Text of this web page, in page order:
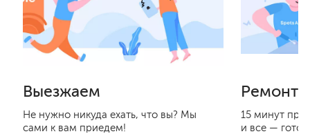
Выезжаем
Не нужно никуда ехать, что вы? Мы
сами к вам приедем!
15 минут
и все —